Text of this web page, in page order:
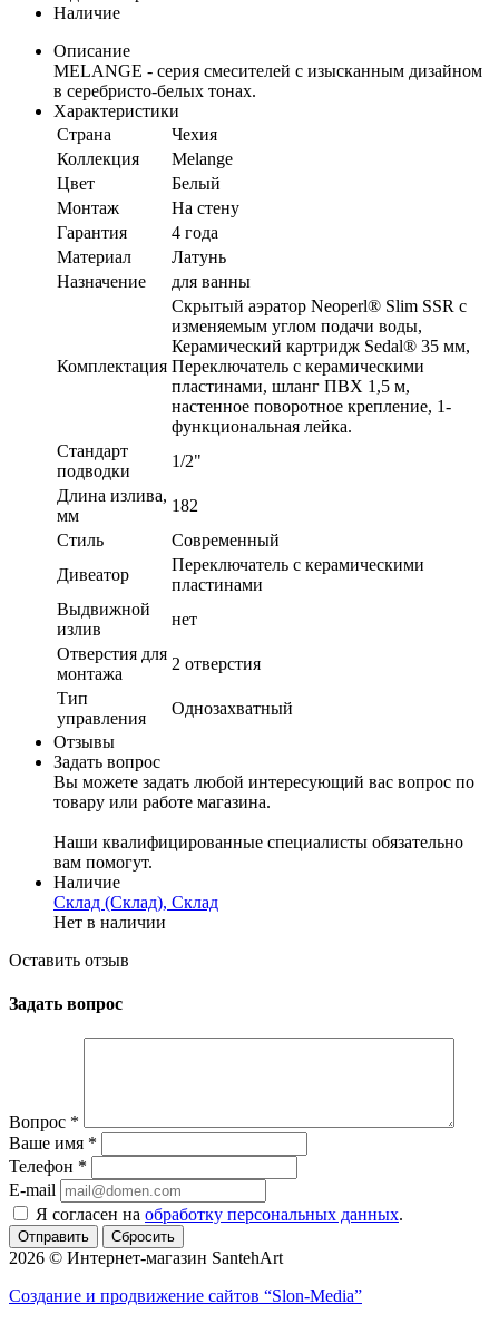
Наличие
Описание
MELANGE - серия смесителей с изысканным дизайном
в серебристо-белых тонах.
Характеристики
Страна
Чехия
Коллекция
Melange
Цвет
Белый
Монтаж
На стену
Гарантия
4 года
Материал
Латунь
Назначение
для ванны
Комплектация
Скрытый аэратор Neoperl® Slim SSR с
изменяемым углом подачи воды,
Керамический картридж Sedal® 35 мм,
Переключатель с керамическими
пластинами, шланг ПВХ 1,5 м,
настенное поворотное крепление, 1-
функциональная лейка.
Стандарт
подводки
1/2"
Длина излива,
мм
182
Стиль
Современный
Дивеатор
Переключатель с керамическими
пластинами
Выдвижной
излив
нет
Отверстия для
монтажа
2 отверстия
Тип
управления
Однозахватный
Отзывы
Задать вопрос
Вы можете задать любой интересующий вас вопрос по
товару или работе магазина.
Наши квалифицированные специалисты обязательно
вам помогут.
Наличие
Склад (Склад), Склад
Нет в наличии
Оставить отзыв
Задать вопрос
Вопрос *
Ваше имя *
Телефон *
E-mail
Я согласен на обработку персональных данных.
Сбросить
2026 © Интернет-магазин SantehArt
Создание и продвижение сайтов “Slon-Media”